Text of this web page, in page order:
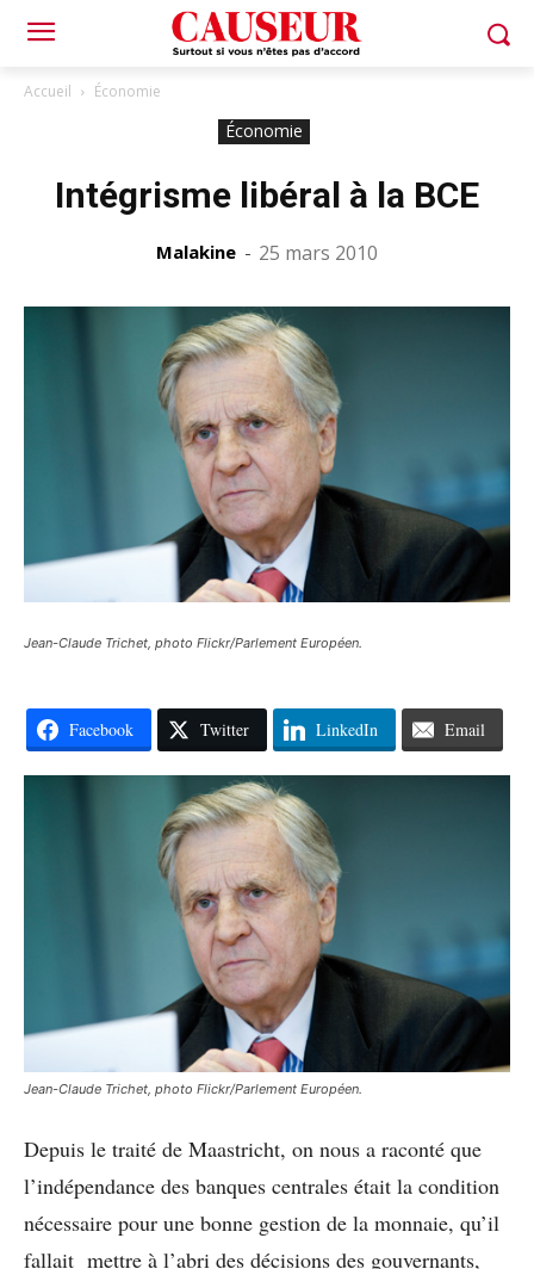
Accueil Économie
Économie
Intégrisme libéral à la BCE
Malakine - 25 mars 2010
Jean-Claude Trichet, photo Flickr/Parlement Européen.
Facebook Twitter LinkedIn Email
Jean-Claude Trichet, photo Flickr/Parlement Européen.
Depuis le traité de Maastricht, on nous a raconté que
l’indépendance des banques centrales était la condition
nécessaire pour une bonne gestion de la monnaie, qu’il
fallait mettre à l’abri des décisions des gouvernants,